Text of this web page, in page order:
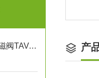
池田屋新品高野直动2端口电磁阀TAV-1448正式发布 产